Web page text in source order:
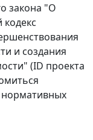
закона "О
и создания
(ID проекта